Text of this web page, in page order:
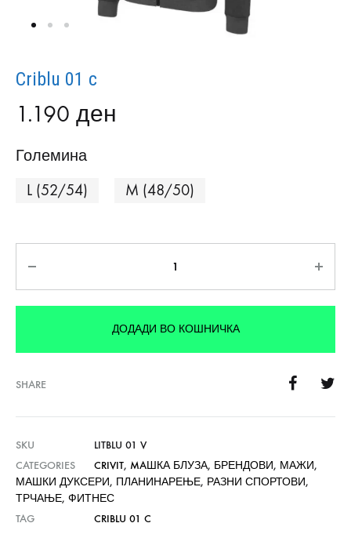
Criblu 01 c
1.190 ден
Големина
L (52/54)
M (48/50)
ДОДАДИ ВО КОШНИЧКА
SHARE
SKU
LITBLU 01 V
CATEGORIES
CRIVIT, MAШКА БЛУЗА, БРЕНДОВИ, МАЖИ,
МАШКИ ДУКСЕРИ, ПЛАНИНАРЕЊЕ, РАЗНИ СПОРТОВИ,
ТРЧАЊЕ, ФИТНЕС
TAG
CRIBLU 01 C